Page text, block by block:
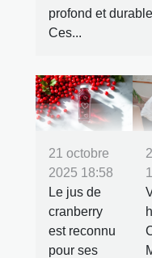
profond et
Ces...
21 octobre
2025 18:58
Le jus de
cranberry
est reconnu
pour ses